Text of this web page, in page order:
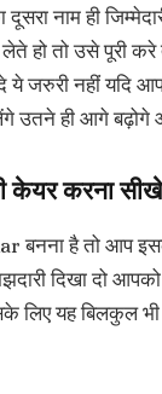
दूसरा नाम ही
लेते हो तो उसे पूरी
ये जरुरी नहीं यदि
उतने ही आगे
केयर करना
बनना है तो आप
दिखा दो
लिए यह बिलकुल